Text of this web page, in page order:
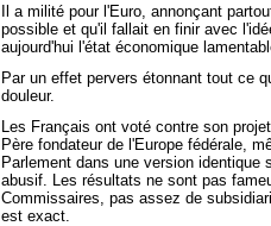
Il a milité pour l'Euro, annonçant
possible et qu'il fallait en finir avec
aujourd'hui l'état économique
Par un effet pervers étonnant tout ce
douleur.
Les Français ont voté contre son
Père fondateur de l'Europe fédérale,
Parlement dans une version
abusif. Les résultats ne sont pas
Commissaires, pas assez de
est exact.